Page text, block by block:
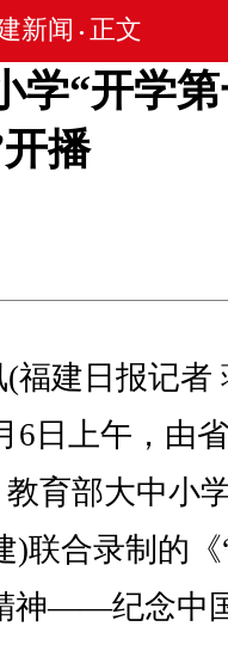
新闻 • 正文
学“开学
播
建日报记者
6日上午，由
育部大中小
)联合录制的《
神——纪念中